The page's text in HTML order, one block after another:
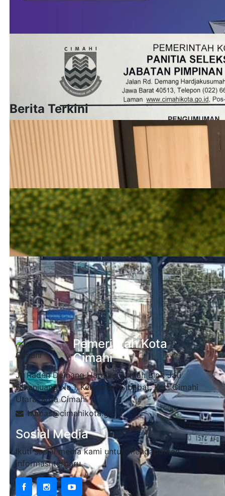
Berita Terkini
Pemerintah Kota
Cimahi
Jl. Raden Demang Hardjakusumah Blok Jati
Cihanjuang No.1, Kelurahan Cibabat, Kec. Cimahi
Utara, Kota Cimahi
humas@cimahikota.go.id
Sosial Media
Ikuti sosial media kami untuk mendapatkan
informasi terbaru